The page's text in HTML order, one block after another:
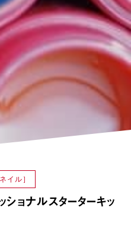
イル］
ショナルスターターキッ